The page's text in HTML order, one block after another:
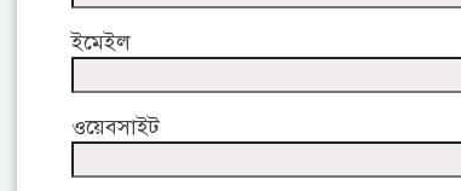
ইমেইল
ওয়েবসাইট